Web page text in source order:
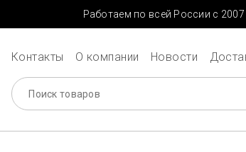
Работаем по всей России с 2007
Контакты О компании Новости